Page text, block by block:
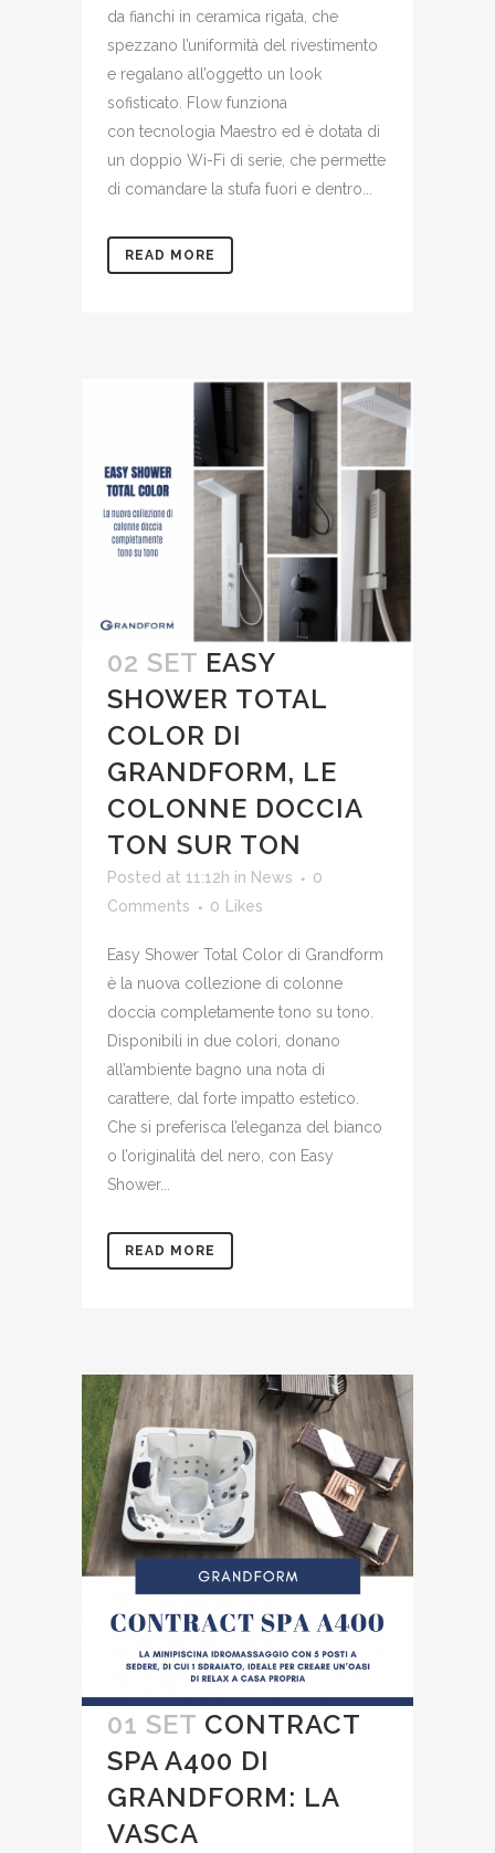
da fianchi in ceramica rigata, che
spezzano l’uniformità del rivestimento
e regalano all’oggetto un look
sofisticato. Flow funziona
con tecnologia Maestro ed è dotata di
un doppio Wi-Fi di serie, che permette
di comandare la stufa fuori e dentro...
READ MORE
02 SET EASY
SHOWER TOTAL
COLOR DI
GRANDFORM, LE
COLONNE DOCCIA
TON SUR TON
Posted at 11:12h in News
0
Comments
0 Likes
Easy Shower Total Color di Grandform
è la nuova collezione di colonne
doccia completamente tono su tono.
Disponibili in due colori, donano
all’ambiente bagno una nota di
carattere, dal forte impatto estetico.
Che si preferisca l’eleganza del bianco
o l’originalità del nero, con Easy
Shower...
READ MORE
01 SET CONTRACT
SPA A400 DI
GRANDFORM: LA
VASCA